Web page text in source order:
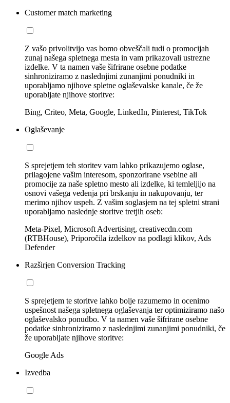
Customer match marketing
Z vašo privolitvijo vas bomo obveščali tudi o promocijah
zunaj našega spletnega mesta in vam prikazovali ustrezne
izdelke. V ta namen vaše šifrirane osebne podatke
sinhroniziramo z naslednjimi zunanjimi ponudniki in
uporabljamo njihove spletne oglaševalske kanale, če že
uporabljate njihove storitve:
Bing, Criteo, Meta, Google, LinkedIn, Pinterest, TikTok
Oglaševanje
S sprejetjem teh storitev vam lahko prikazujemo oglase,
prilagojene vašim interesom, sponzorirane vsebine ali
promocije za naše spletno mesto ali izdelke, ki temleljijo na
osnovi vašega vedenja pri brskanju in nakupovanju, ter
merimo njihov uspeh. Z vašim soglasjem na tej spletni strani
uporabljamo naslednje storitve tretjih oseb:
Meta-Pixel, Microsoft Advertising, creativecdn.com
(RTBHouse), Priporočila izdelkov na podlagi klikov, Ads
Defender
Razširjen Conversion Tracking
S sprejetjem te storitve lahko bolje razumemo in ocenimo
uspešnost našega spletnega oglaševanja ter optimiziramo našo
oglaševalsko ponudbo. V ta namen vaše šifrirane osebne
podatke sinhroniziramo z naslednjimi zunanjimi ponudniki, če
že uporabljate njihove storitve:
Google Ads
Izvedba